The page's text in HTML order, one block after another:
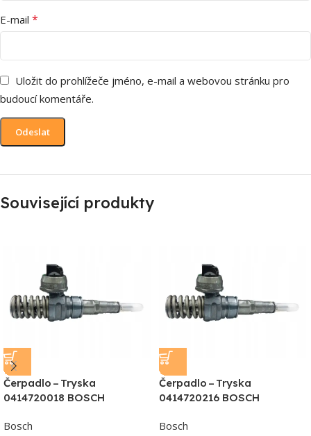
E-mail *
Uložit do prohlížeče jméno, e-mail a webovou stránku pro
budoucí komentáře.
Související produkty
Čerpadlo – Tryska
0414720018 BOSCH
Bosch
Čerpadlo – Tryska
0414720216 BOSCH
Bosch